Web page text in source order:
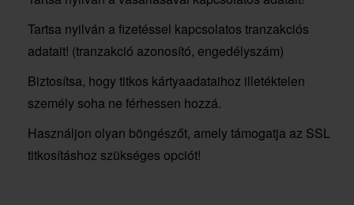
Tartsa nyilván a fizetéssel kapcsolatos tranzakciós
adatait! (tranzakció azonosító, engedélyszám)
Biztosítsa, hogy titkos kártyaadataihoz illetéktelen
személy soha ne férhessen hozzá.
Használjon olyan böngészőt, amely támogatja az SSL
titkosításhoz szükséges opciót!